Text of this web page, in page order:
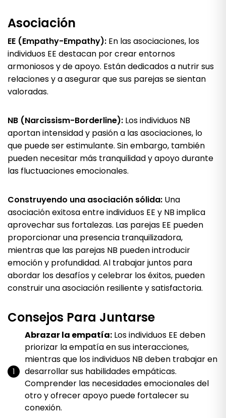
Asociación
EE (Empathy-Empathy): En las asociaciones, los
individuos EE destacan por crear entornos
armoniosos y de apoyo. Están dedicados a nutrir sus
relaciones y a asegurar que sus parejas se sientan
valoradas.
NB (Narcissism-Borderline): Los individuos NB
aportan intensidad y pasión a las asociaciones, lo
que puede ser estimulante. Sin embargo, también
pueden necesitar más tranquilidad y apoyo durante
las fluctuaciones emocionales.
Construyendo una asociación sólida: Una
asociación exitosa entre individuos EE y NB implica
aprovechar sus fortalezas. Las parejas EE pueden
proporcionar una presencia tranquilizadora,
mientras que las parejas NB pueden introducir
emoción y profundidad. Al trabajar juntos para
abordar los desafíos y celebrar los éxitos, pueden
construir una asociación resiliente y satisfactoria.
Consejos Para Juntarse
Abrazar la empatía: Los individuos EE deben
priorizar la empatía en sus interacciones,
mientras que los individuos NB deben trabajar en
desarrollar sus habilidades empáticas.
Comprender las necesidades emocionales del
otro y ofrecer apoyo puede fortalecer su
conexión.